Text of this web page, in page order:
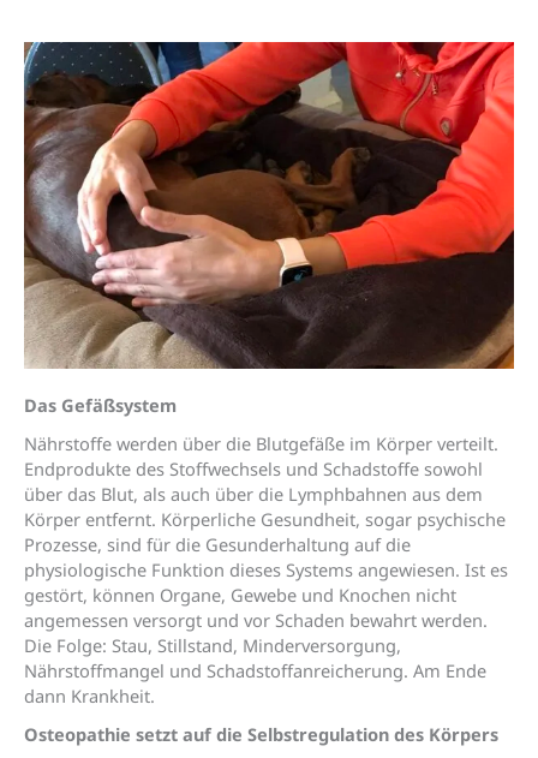
Das Gefäßsystem
Nährstoffe werden über die Blutgefäße im Körper verteilt.
Endprodukte des Stoffwechsels und Schadstoffe sowohl
über das Blut, als auch über die Lymphbahnen aus dem
Körper entfernt. Körperliche Gesundheit, sogar psychische
Prozesse, sind für die Gesunderhaltung auf die
physiologische Funktion dieses Systems angewiesen. Ist es
gestört, können Organe, Gewebe und Knochen nicht
angemessen versorgt und vor Schaden bewahrt werden.
Die Folge: Stau, Stillstand, Minderversorgung,
Nährstoffmangel und Schadstoffanreicherung. Am Ende
dann Krankheit.
Osteopathie setzt auf die Selbstregulation des Körpers